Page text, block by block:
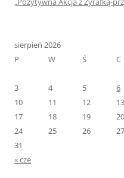
sierpień 2026
P
W Ś C
3
4 5 6
10
11 12 13
17
18 19 20
24
25 26 27
31
« cze